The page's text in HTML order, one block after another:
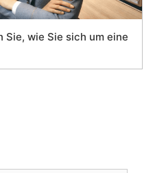
Sie, wie Sie sich um eine